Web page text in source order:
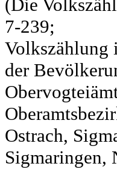
(Die
7-239;
Volkszählung
der
Ostrach,
Sigmaringen,